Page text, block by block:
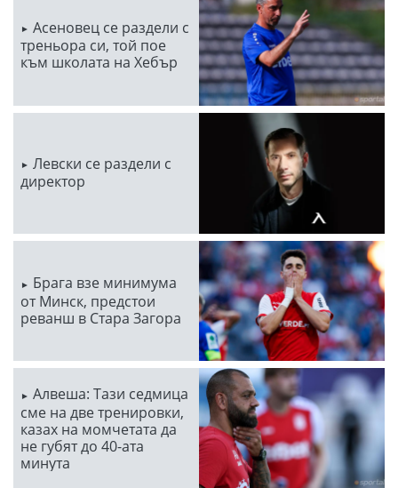
Асеновец се раздели с
треньора си, той пое
към школата на Хебър
Левски се раздели с
директор
Брага взе минимума
от Минск, предстои
реванш в Стара Загора
Алвеша: Тази седмица
сме на две тренировки,
казах на момчетата да
не губят до 40-ата
минута